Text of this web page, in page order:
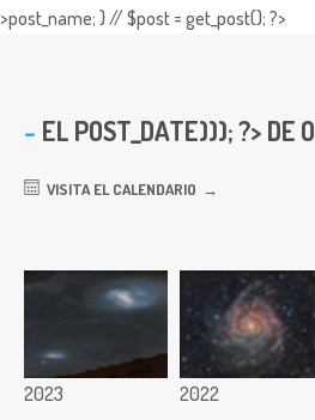
>post_name; } // $post = get_post(); ?>
EL POST_DATE))); ?> DE
VISITA EL CALENDARIO
2023 2022